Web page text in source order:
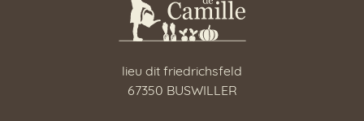
lieu dit friedrichsfeld
67350 BUSWILLER